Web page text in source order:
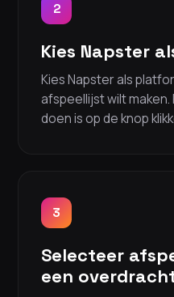
2
Kies Napster
Kies Napster als
afspeellijst wilt
doen is op de knop
3
Selecteer
een